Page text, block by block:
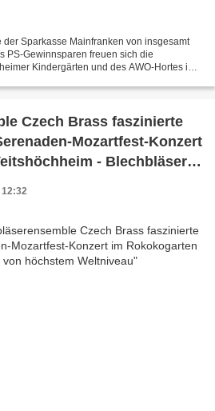
Sparkasse Mainfranken von insgesamt
PS-Gewinnsparen freuen sich die
Kindergärten und des AWO-Hortes in
Czech Brass faszinierte
Mozartfest-Konzert
- Blechbläser